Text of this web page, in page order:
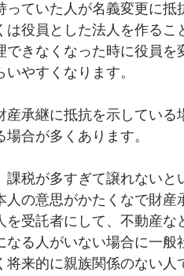
ていた人が名義変更に抵
役員とした法人を作るこ
きなくなった時に役員を
やすくなります。
承継に抵抗を示している
合が多くあります。
税が多すぎて譲れないと
の意思がかたくなで財産
を受託者にして、不動産な
る人がいない場合に一般
来的に親族関係のない人